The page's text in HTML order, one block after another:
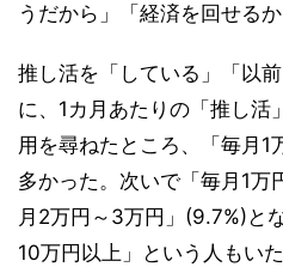
うだから」「経済を回せる
推し活を「している」「以
に、1カ月あたりの「推し活
用を尋ねたところ、「毎月1
多かった。次いで「毎月1万
月2万円～3万円」(9.7%)と
10万円以上」という人もいた